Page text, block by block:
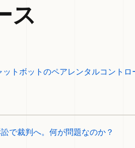
ス
トボットのペアレンタルコントロ
で裁判へ。何が問題なのか？